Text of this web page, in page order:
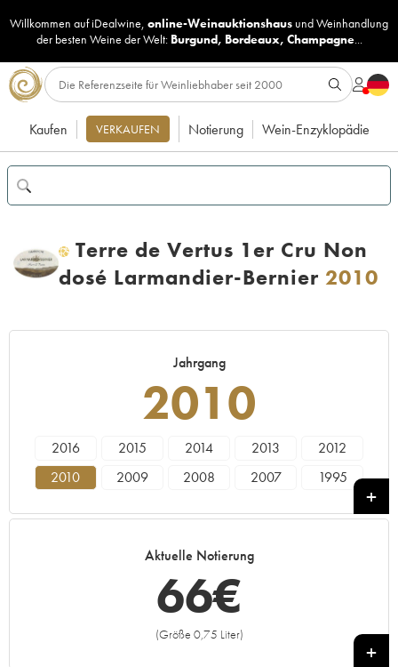
Willkommen auf iDealwine, online-Weinauktionshaus undWeinhandlung
der besten Weine der Welt: Burgund, Bordeaux, Champagne...
Kaufen VERKAUFEN Notierung Wein-Enzyklopädie
H Terre de Vertus 1er Cru Non
dosé Larmandier-Bernier 2010
Jahrgang
2010
2016 2015 2014 2013
2012
2010
2009 2008 2007
1995
Aktuelle Notierung
66€
(Größe 0,75 Liter)
+